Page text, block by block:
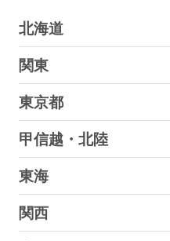
北海道
関東
東京都
甲信越・北陸
東海
関西